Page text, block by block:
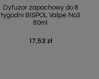
Dyfuzor zapachowy do 8
tygodni BISPOL Valpe No3
80ml
Cena
17,53 zł